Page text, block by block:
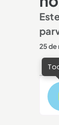
25 de